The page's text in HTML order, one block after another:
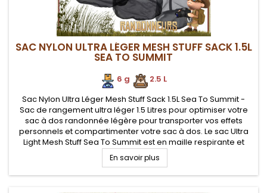
SAC NYLON ULTRA LÉGER MESH STUFF SACK 1.5L
SEA TO SUMMIT
6 g
2.5 L
Sac Nylon Ultra Léger Mesh Stuff Sack 1.5L Sea To Summit -
Sac de rangement ultra léger 1.5 Litres pour optimiser votre
sac à dos randonnée légère pour transporter vos effets
personnels et compartimenter votre sac à dos. Le sac Ultra
Light Mesh Stuff Sea To Summit est en maille respirante et
robuste, pour ranger du matériel humide ou devant respirer
En savoir plus